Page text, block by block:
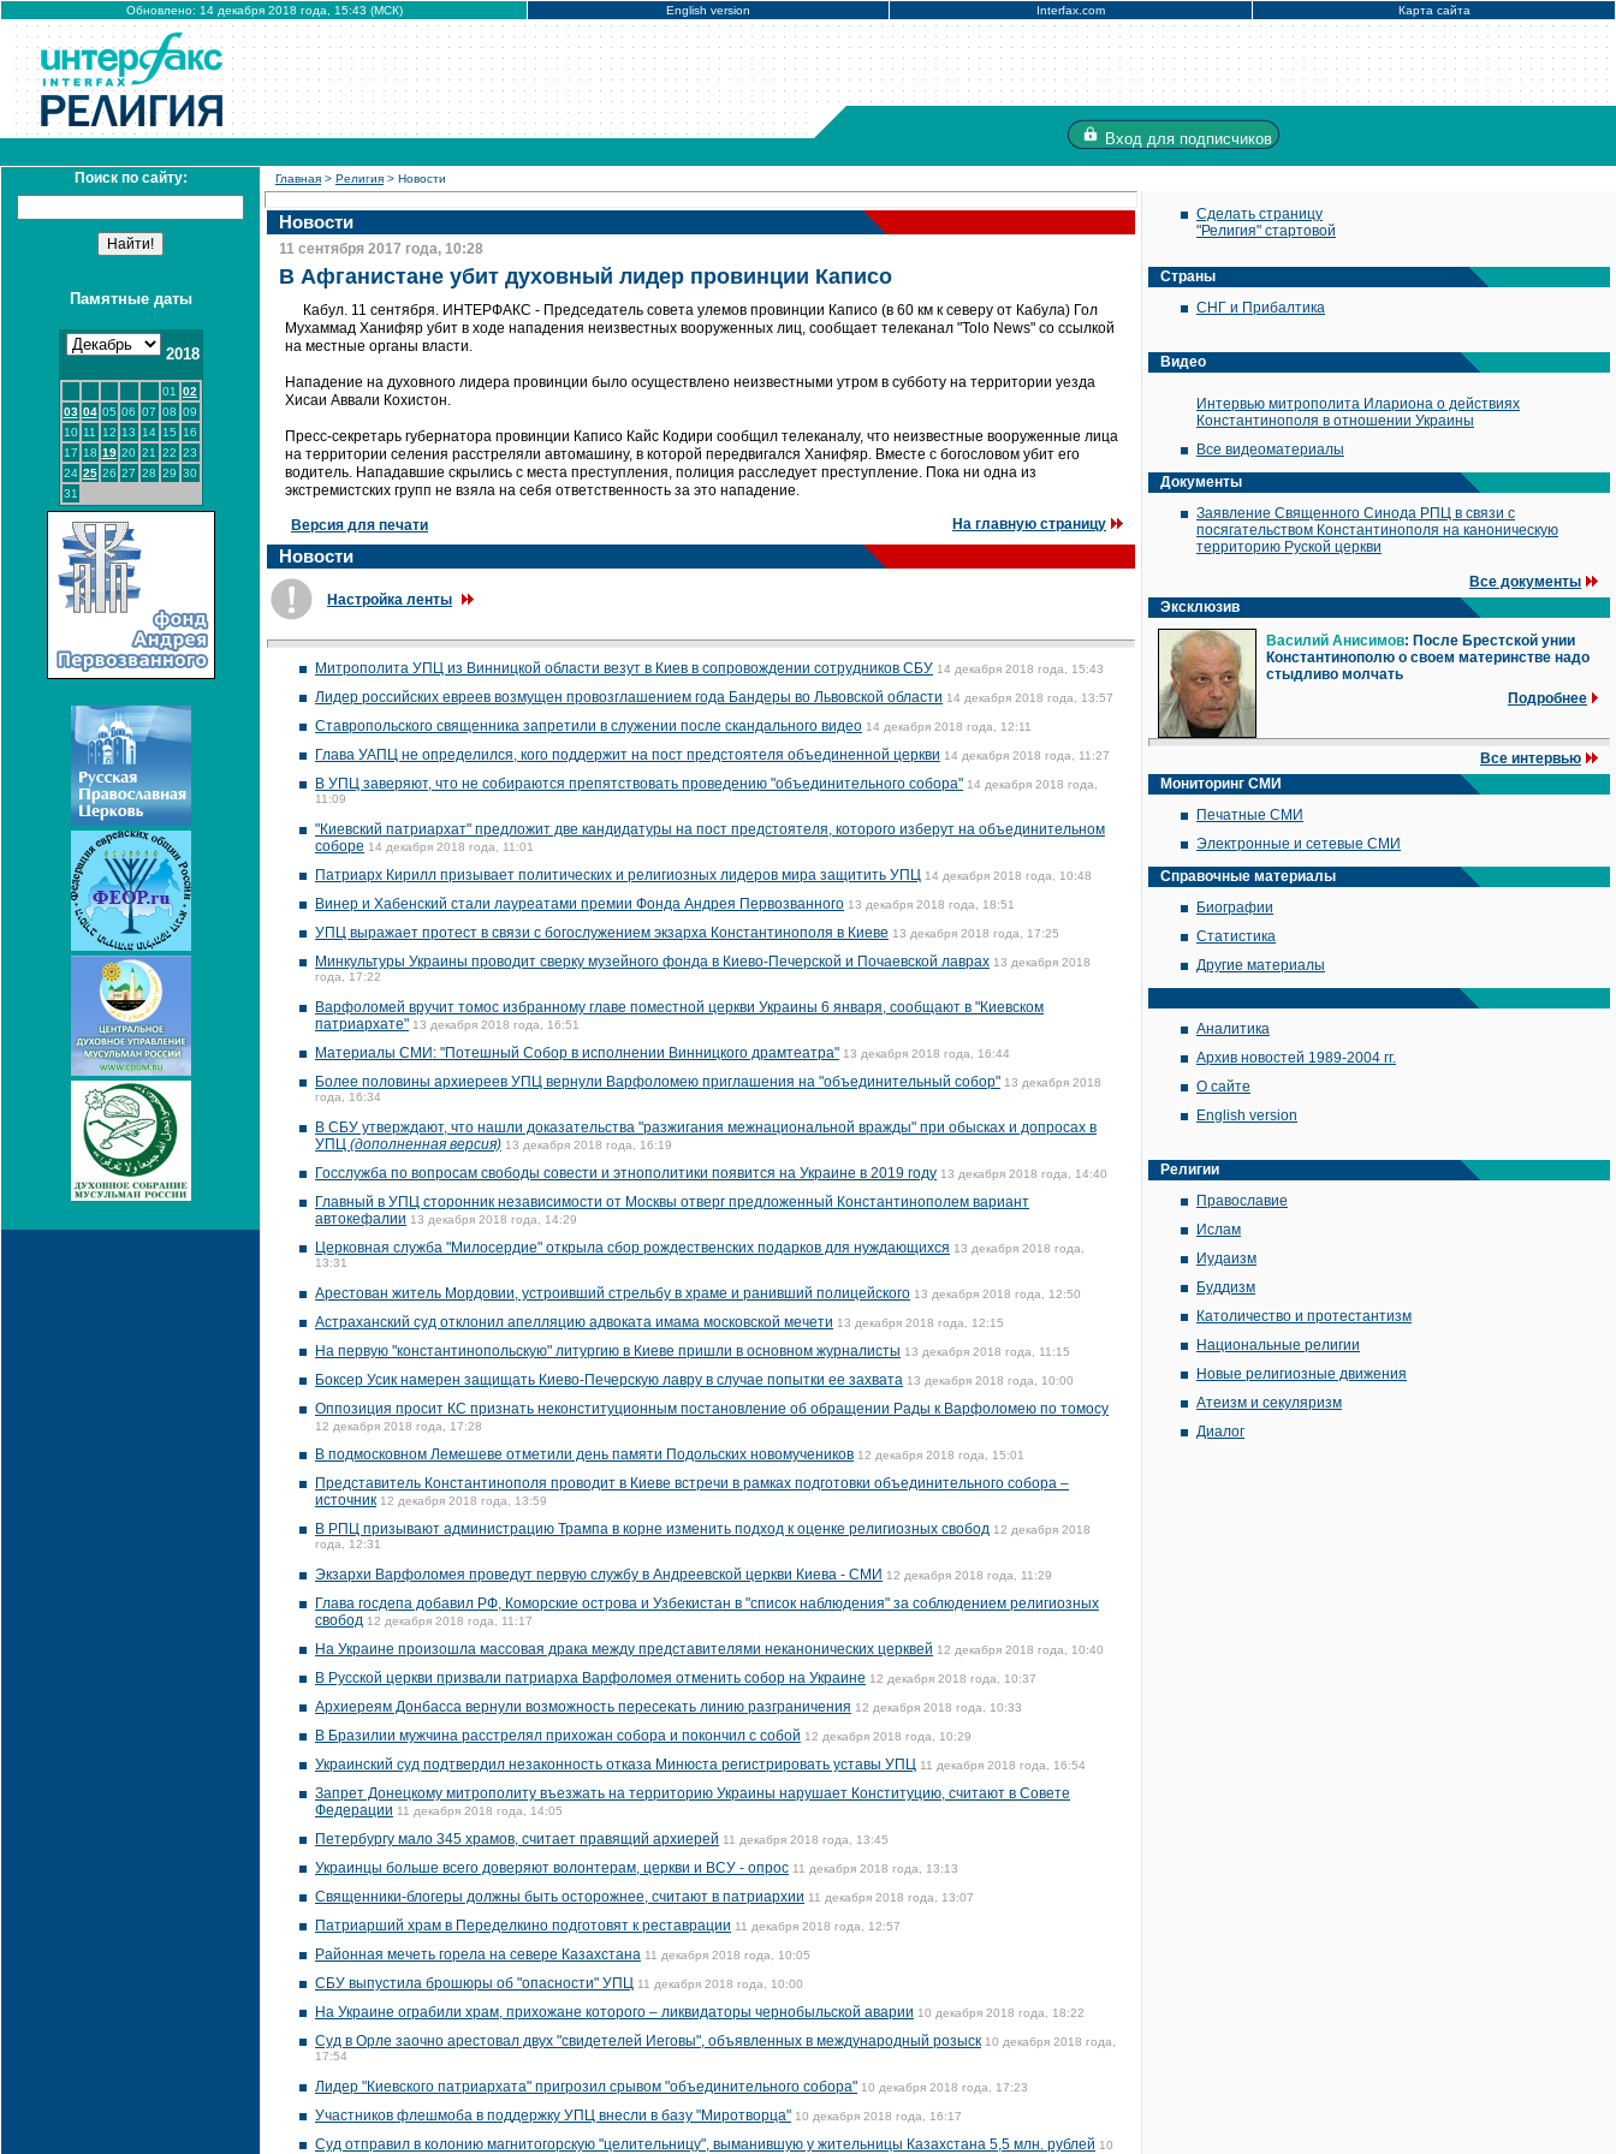
Обновлено: 14 декабря 2018 года, 15:43 (МСК) English version Interfax.com Карта сайта
Вход для подписчиков
Поиск по сайту:
Памятные даты
2018
01
02
03 04 05 06 07 08 09
10 11 12 13 14 15
16
17 18 19 20 21 22 23
24 25 26 27 28 29 30
31
Главная > Религия > Новости
Новости
11 сентября 2017 года, 10:28
В Афганистане убит духовный лидер провинции Каписо
Кабул. 11 сентября. ИНТЕРФАКС - Председатель совета улемов провинции Каписо (в 60 км к северу от Кабула) Гол
Мухаммад Ханифяр убит в ходе нападения неизвестных вооруженных лиц, сообщает телеканал "Tolo News" со ссылкой
на местные органы власти.
Нападение на духовного лидера провинции было осуществлено неизвестными утром в субботу на территории уезда
Хисаи Аввали Кохистон.
Пресс-секретарь губернатора провинции Каписо Кайс Кодири сообщил телеканалу, что неизвестные вооруженные лица
на территории селения расстреляли автомашину, в которой передвигался Ханифяр. Вместе с богословом убит его
водитель. Нападавшие скрылись с места преступления, полиция расследует преступление. Пока ни одна из
экстремистских групп не взяла на себя ответственность за это нападение.
Версия для печати На главную страницу
Новости
Настройка ленты
Митрополита УПЦ из Винницкой области везут в Киев в сопровождении сотрудников СБУ 14 декабря 2018 года, 15:43
Лидер российских евреев возмущен провозглашением года Бандеры во Львовской области 14 декабря 2018 года, 13:57
Ставропольского священника запретили в служении после скандального видео 14 декабря 2018 года, 12:11
Глава УАПЦ не определился, кого поддержит на пост предстоятеля объединенной церкви 14 декабря 2018 года, 11:27
В УПЦ заверяют, что не собираются препятствовать проведению "объединительного собора" 14 декабря 2018 года,
11:09
"Киевский патриархат" предложит две кандидатуры на пост предстоятеля, которого изберут на объединительном
соборе 14 декабря 2018 года, 11:01
Патриарх Кирилл призывает политических и религиозных лидеров мира защитить УПЦ 14 декабря 2018 года, 10:48
Винер и Хабенский стали лауреатами премии Фонда Андрея Первозванного 13 декабря 2018 года, 18:51
УПЦ выражает протест в связи с богослужением экзарха Константинополя в Киеве 13 декабря 2018 года, 17:25
Минкультуры Украины проводит сверку музейного фонда в Киево-Печерской и Почаевской лаврах 13 декабря 2018
года, 17:22
Варфоломей вручит томос избранному главе поместной церкви Украины 6 января, сообщают в "Киевском
патриархате" 13 декабря 2018 года, 16:51
Материалы СМИ: "Потешный Собор в исполнении Винницкого драмтеатра" 13 декабря 2018 года, 16:44
Более половины архиереев УПЦ вернули Варфоломею приглашения на "объединительный собор" 13 декабря 2018
года, 16:34
В СБУ утверждают, что нашли доказательства "разжигания межнациональной вражды" при обысках и допросах в
УПЦ (дополненная версия) 13 декабря 2018 года, 16:19
Госслужба по вопросам свободы совести и этнополитики появится на Украине в 2019 году 13 декабря 2018 года, 14:40
Главный в УПЦ сторонник независимости от Москвы отверг предложенный Константинополем вариант
автокефалии 13 декабря 2018 года, 14:29
Церковная служба "Милосердие" открыла сбор рождественских подарков для нуждающихся 13 декабря 2018 года,
13:31
Арестован житель Мордовии, устроивший стрельбу в храме и ранивший полицейского 13 декабря 2018 года, 12:50
Астраханский суд отклонил апелляцию адвоката имама московской мечети 13 декабря 2018 года, 12:15
На первую "константинопольскую" литургию в Киеве пришли в основном журналисты 13 декабря 2018 года, 11:15
Боксер Усик намерен защищать Киево-Печерскую лавру в случае попытки ее захвата 13 декабря 2018 года, 10:00
Оппозиция просит КС признать неконституционным постановление об обращении Рады к Варфоломею по томосу
12 декабря 2018 года, 17:28
В подмосковном Лемешеве отметили день памяти Подольских новомучеников 12 декабря 2018 года, 15:01
Представитель Константинополя проводит в Киеве встречи в рамках подготовки объединительного собора –
источник 12 декабря 2018 года, 13:59
В РПЦ призывают администрацию Трампа в корне изменить подход к оценке религиозных свобод 12 декабря 2018
года, 12:31
Экзархи Варфоломея проведут первую службу в Андреевской церкви Киева - СМИ 12 декабря 2018 года, 11:29
Глава госдепа добавил РФ, Коморские острова и Узбекистан в "список наблюдения" за соблюдением религиозных
свобод 12 декабря 2018 года, 11:17
На Украине произошла массовая драка между представителями неканонических церквей 12 декабря 2018 года, 10:40
В Русской церкви призвали патриарха Варфоломея отменить собор на Украине 12 декабря 2018 года, 10:37
Архиереям Донбасса вернули возможность пересекать линию разграничения 12 декабря 2018 года, 10:33
В Бразилии мужчина расстрелял прихожан собора и покончил с собой 12 декабря 2018 года, 10:29
Украинский суд подтвердил незаконность отказа Минюста регистрировать уставы УПЦ 11 декабря 2018 года, 16:54
Запрет Донецкому митрополиту въезжать на территорию Украины нарушает Конституцию, считают в Совете
Федерации 11 декабря 2018 года, 14:05
Петербургу мало 345 храмов, считает правящий архиерей 11 декабря 2018 года, 13:45
Украинцы больше всего доверяют волонтерам, церкви и ВСУ - опрос 11 декабря 2018 года, 13:13
Священники-блогеры должны быть осторожнее, считают в патриархии 11 декабря 2018 года, 13:07
Патриарший храм в Переделкино подготовят к реставрации 11 декабря 2018 года, 12:57
Районная мечеть горела на севере Казахстана 11 декабря 2018 года, 10:05
СБУ выпустила брошюры об "опасности" УПЦ 11 декабря 2018 года, 10:00
На Украине ограбили храм, прихожане которого – ликвидаторы чернобыльской аварии 10 декабря 2018 года, 18:22
Суд в Орле заочно арестовал двух "свидетелей Иеговы", объявленных в международный розыск 10 декабря 2018 года,
17:54
Лидер "Киевского патриархата" пригрозил срывом "объединительного собора" 10 декабря 2018 года, 17:23
Участников флешмоба в поддержку УПЦ внесли в базу "Миротворца" 10 декабря 2018 года, 16:17
Суд отправил в колонию магнитогорскую "целительницу", выманившую у жительницы Казахстана 5,5 млн. рублей 10
Сделать страницу
"Религия" стартовой
Страны
СНГ и Прибалтика
Видео
Интервью митрополита Илариона о действиях
Константинополя в отношении Украины
Все видеоматериалы
Документы
Заявление Священного Синода РПЦ в связи с
посягательством Константинополя на каноническую
территорию Руской церкви
Все документы
Эксклюзив
Василий Анисимов: После Брестской унии
Константинополю о своем материнстве надо
стыдливо молчать
Подробнее
Все интервью
Мониторинг СМИ
Печатные СМИ
Электронные и сетевые СМИ
Справочные материалы
Биографии
Статистика
Другие материалы
Аналитика
Архив новостей 1989-2004 гг.
О сайте
English version
Религии
Православие
Ислам
Иудаизм
Буддизм
Католичество и протестантизм
Национальные религии
Новые религиозные движения
Атеизм и секуляризм
Диалог